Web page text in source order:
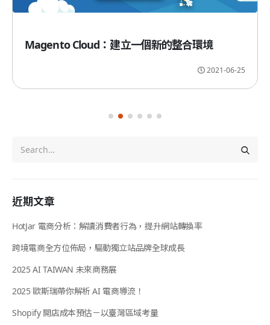
2021-06-25
Magento Cloud：建立一個新的整合環境
近期文章
HotJar 電商分析：解讀消費者行為，提升網站轉換率
跨境電商全方位佈局，驅動獨立站品牌全球成長
2025 AI TAIWAN 未來商務展
2025 歐斯瑞帶你解析 AI 電商導流！
Shopify 開店成本預估－以臺灣區域考量